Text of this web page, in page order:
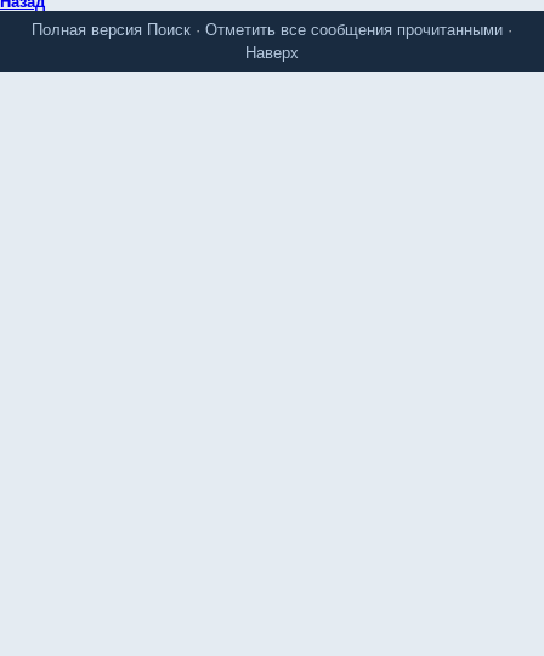
Полная версия Поиск · Отметить все сообщения прочитанными ·
Наверх